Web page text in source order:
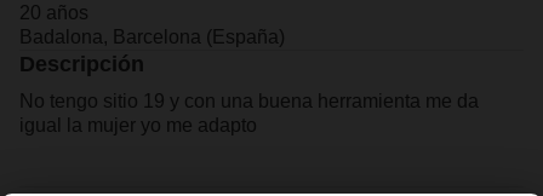
20 años
Badalona, Barcelona (España)
Descripción
No tengo sitio 19 y con una buena herramienta me da
igual la mujer yo me adapto